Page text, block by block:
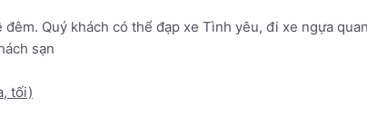
Quý khách có thể đạp xe Tình yêu, đi xe ngựa
sạn
tối)